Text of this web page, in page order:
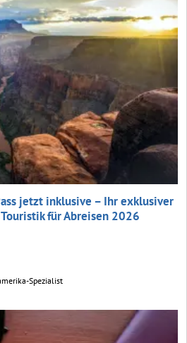
jetzt inklusive – Ihr exklusiver
für Abreisen 2026
Spezialist